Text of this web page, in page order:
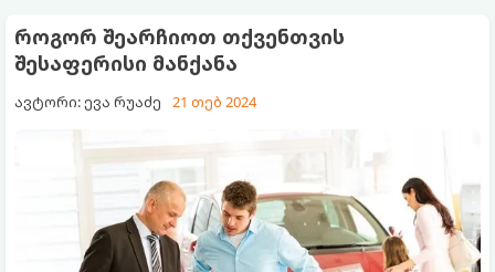
როგორ შეარჩიოთ თქვენთვის
შესაფერისი მანქანა
ავტორი: ევა რუაძე 21 თებ 2024